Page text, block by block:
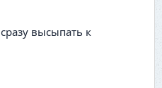
высыпать к